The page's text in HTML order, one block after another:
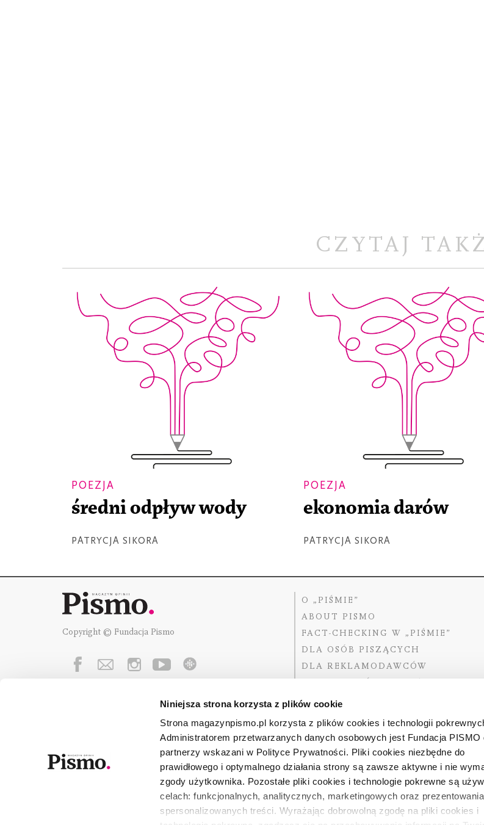
Niniejsza strona korzysta z plików cookie
Strona magazynpismo.pl korzysta z plików cookies i technologii
Administratorem przetwarzanych danych osobowych jest Fundacja PISMO
partnerzy wskazani w Polityce Prywatności. Pliki cookies niezbędne do
prawidłowego i optymalnego działania strony są zawsze aktywne i nie
zgody użytkownika. Pozostałe pliki cookies i technologie pokrewne są
celach: funkcjonalnych, analitycznych, marketingowych oraz prezentowania
spersonalizowanych treści. Wyrażając dobrowolną zgodę na pliki cookies i
CZYTAJ
POEZJA
średni odpływ wody
PATRYCJA SIKORA
POEZJA
ekonomia darów
PATRYCJA SIKORA
Copyright © Fundacja Pismo
O „PIŚMIE”
ABOUT PISMO
FACT-CHECKING W „PIŚMIE”
DLA OSÓB PISZĄCYCH
DLA REKLAMODAWCÓW
Fundację Pismowspierają: